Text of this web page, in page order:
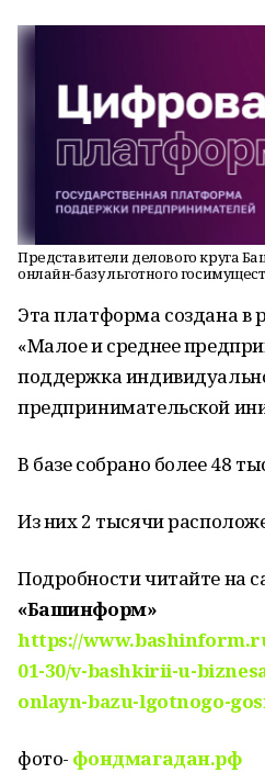
Представители делового круга
онлайн-базу льготного
Эта платформа создана в
«Малое и среднее
поддержка
предпринимательской
В базе собрано более 48
Из них 2 тысячи
Подробности читайте на
«Башинформ»
https://
01-30/v-bashkirii-u-
onlayn-bazu-lgotnogo-
фото- фондмагадан.рф